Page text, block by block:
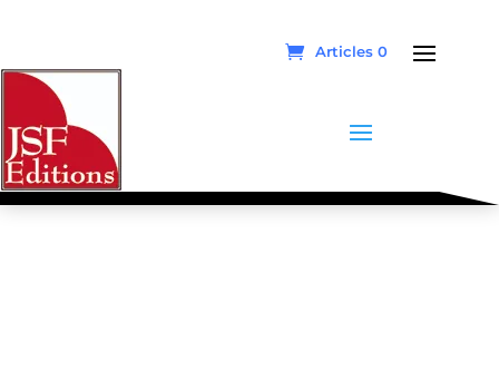
Articles 0